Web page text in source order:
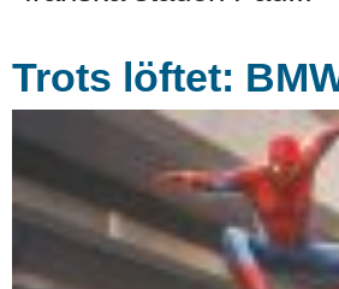
Trots löftet: